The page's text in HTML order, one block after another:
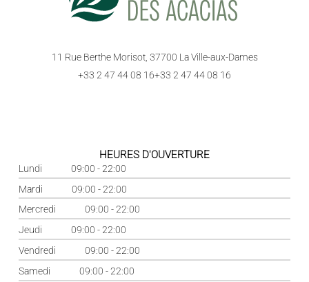
11 Rue Berthe Morisot, 37700 La Ville-aux-Dames
+33 2 47 44 08 16+33 2 47 44 08 16
HEURES D'OUVERTURE
Lundi
09:00 - 22:00
Mardi
09:00 - 22:00
Mercredi
09:00 - 22:00
Jeudi
09:00 - 22:00
Vendredi
09:00 - 22:00
Samedi
09:00 - 22:00